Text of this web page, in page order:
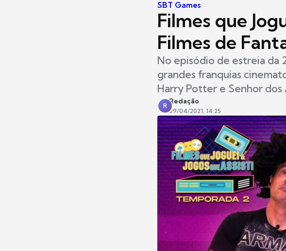
SBT Games
Filmes que
Filmes de
No episódio de estreia da
grandes franquias
Harry Potter e Senhor dos
R
Redação
09/04/2021, 14:25